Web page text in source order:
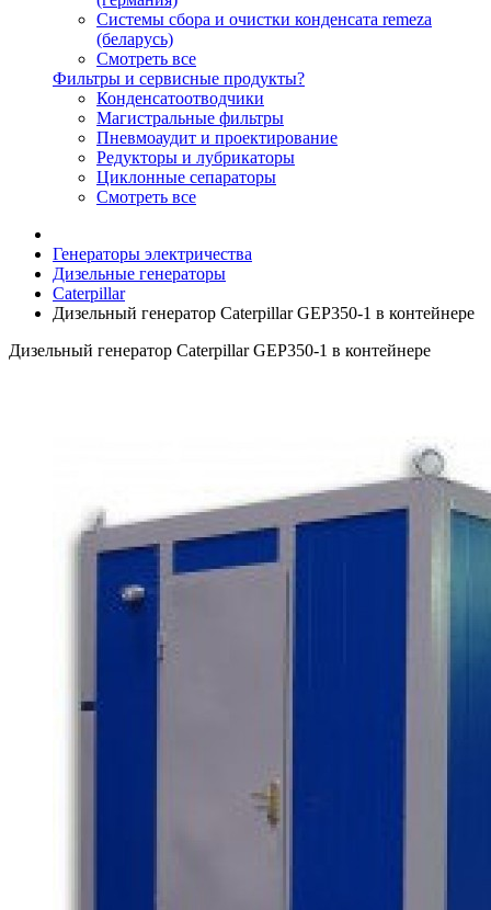
Системы сбора и очистки конденсата remeza
(беларусь)
Смотреть все
Фильтры и сервисные продукты?
Конденсатоотводчики
Магистральные фильтры
Пневмоаудит и проектирование
Редукторы и лубрикаторы
Циклонные сепараторы
Смотреть все
Генераторы электричества
Дизельные генераторы
Caterpillar
Дизельный генератор Caterpillar GEP350-1 в контейнере
Дизельный генератор Caterpillar GEP350-1 в контейнере